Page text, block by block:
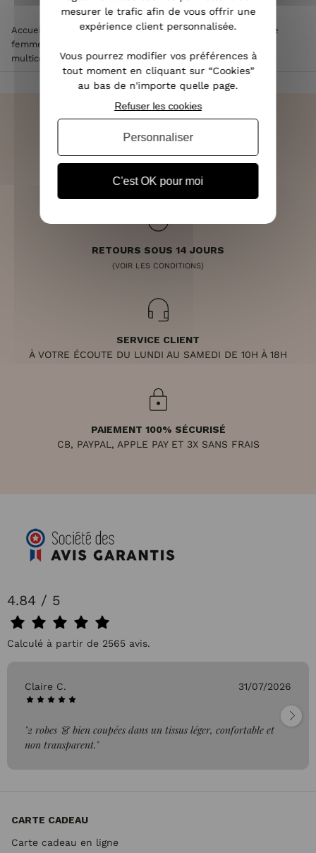
Accueil Vêtements femme >Manteau femme >Doudoune
femme
multicolores
OFFERTE DÈS 70€
RETOURS SOUS 14 JOURS
(VOIR LES CONDITIONS)
SERVICE CLIENT
À VOTRE ÉCOUTE DU LUNDI AU SAMEDI DE 10H À 18H
PAIEMENT 100% SÉCURISÉ
CB, PAYPAL, APPLE PAY ET 3X SANS FRAIS
4.84 / 5
Calculé à partir de 2565 avis.
Claire C. 31/07/2026
"2 robes 👗 bien coupées dans un tissus léger, confortable et
non transparent."
CARTE CADEAU
Carte cadeau en ligne
mesurer le trafic afin de vous offrir une
expérience client personnalisée.
Vous pourrez modifier vos préférences à
tout moment en cliquant sur “Cookies”
au bas de n'importe quelle page.
C'est OK pour moi
Refuser les cookies
Personnaliser